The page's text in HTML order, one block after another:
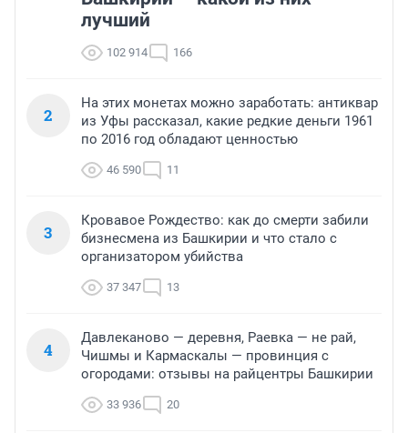
лучший
102 914 166
2
На этих монетах можно заработать: антиквар
из Уфы рассказал, какие редкие деньги 1961
по 2016 год обладают ценностью
46 590 11
3
Кровавое Рождество: как до смерти забили
бизнесмена из Башкирии и что стало с
организатором убийства
37 347 13
4
Давлеканово — деревня, Раевка — не рай,
Чишмы и Кармаскалы — провинция с
огородами: отзывы на райцентры Башкирии
33 936 20